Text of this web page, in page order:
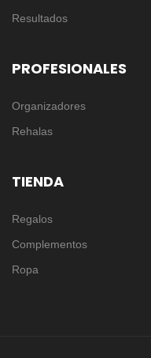
Resultados
PROFESIONALES
Organizadores
Rehalas
TIENDA
Regalos
Complementos
Ropa